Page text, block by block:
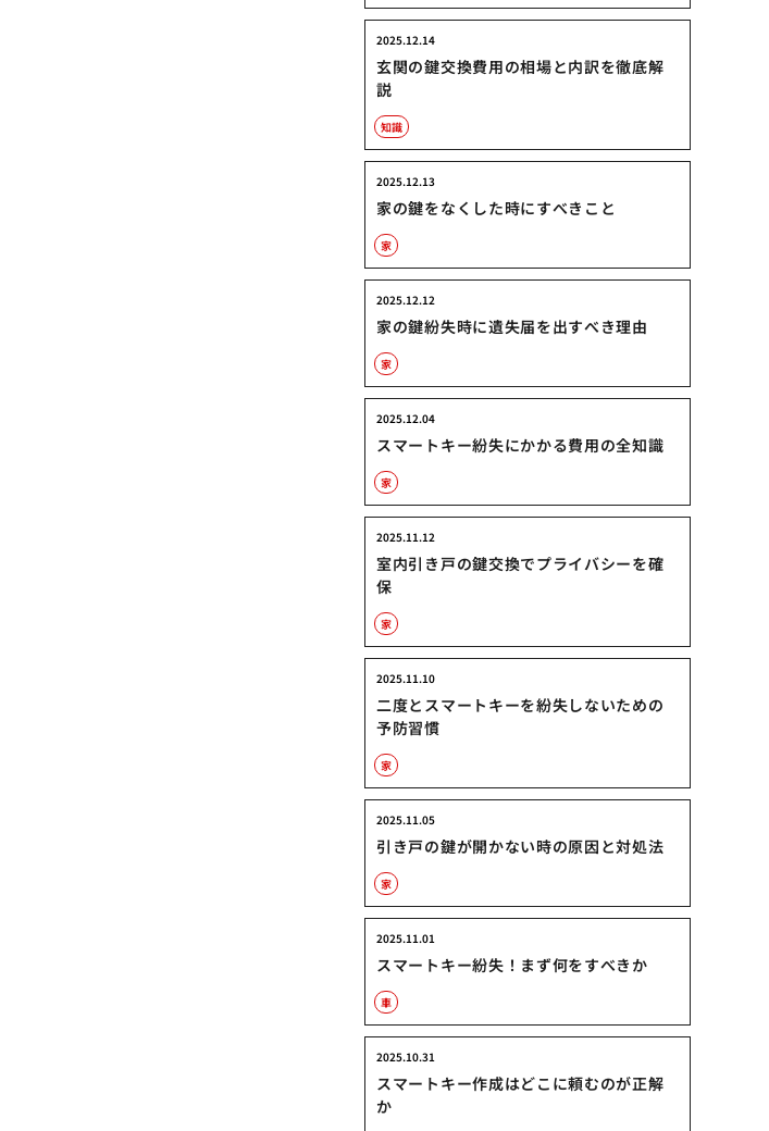
玄関の鍵交換費用の相場と内訳を徹底解
説
2025.12.14
知識
家の鍵をなくした時にすべきこと
2025.12.13
家
家の鍵紛失時に遺失届を出すべき理由
2025.12.12
家
スマートキー紛失にかかる費用の全知識
2025.12.04
家
室内引き戸の鍵交換でプライバシーを確
保
2025.11.12
家
二度とスマートキーを紛失しないための
予防習慣
2025.11.10
家
引き戸の鍵が開かない時の原因と対処法
2025.11.05
家
スマートキー紛失！まず何をすべきか
2025.11.01
車
スマートキー作成はどこに頼むのが正解
か
2025.10.31